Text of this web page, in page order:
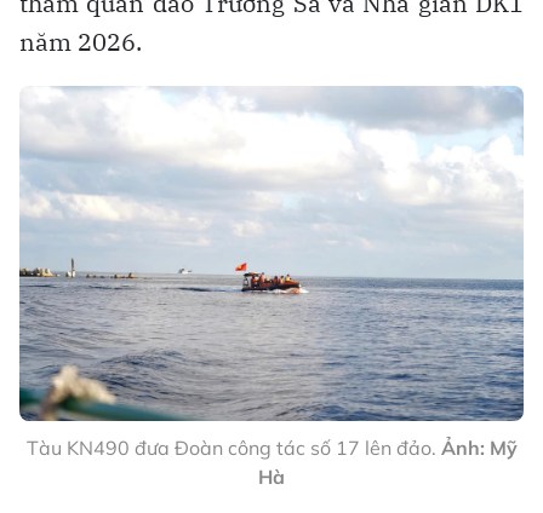
năm 2026.
Tàu KN490 đưa Đoàn công tác số 17 lên đảo. Ảnh: Mỹ
Hà